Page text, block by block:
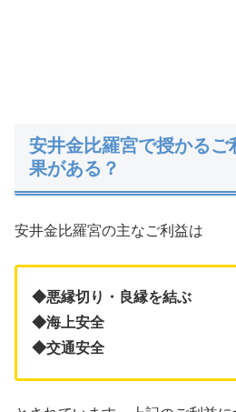
安井金比羅宮で授かるご
果がある？
安井金比羅宮の主なご利益は
◆悪縁切り・良縁を結ぶ
◆海上安全
◆交通安全